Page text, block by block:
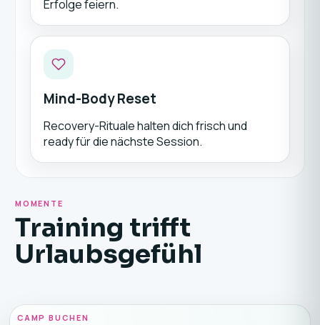
Erfolge feiern.
Mind-Body Reset
Recovery-Rituale halten dich frisch und
ready für die nächste Session.
MOMENTE
Training trifft
Urlaubsgefühl
CAMP BUCHEN